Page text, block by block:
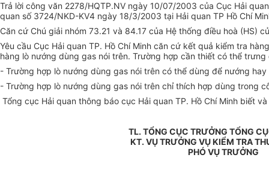
Trả lời công văn 2278/HQTP.NV ngày 10/07/2003 của Cục Hải
quan số 3724/NKD-KV4 ngày 18/3/2003 tại Hải quan TP Hồ Chí
Căn cứ Chú giải nhóm 73.21 và 84.17 của Hệ thống điều hoà (HS)
Yêu cầu Cục Hải quan TP. Hồ Chí Minh căn cứ kết quả kiểm tra
hàng lò nướng dùng gas nói trên. Trường hợp cần thiết có thể
- Trường hợp lò nướng dùng gas nói trên có thể dùng để nướng
- Trường hợp lò nướng dùng gas nói trên chỉ thích hợp dùng trong
Tổng cục Hải quan thông báo cục Hải quan TP. Hồ Chí Minh biết
TL. TỔNG CỤC TRƯỞNG TỔNG
KT. VỤ TRƯỞNG VỤ KIỂM TRA
PHÓ VỤ TRƯỞNG